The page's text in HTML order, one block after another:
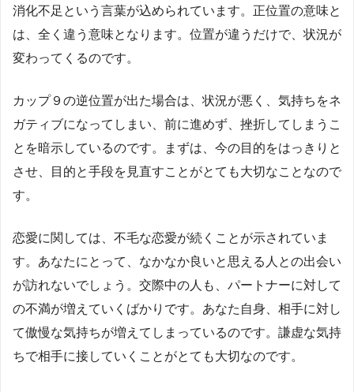
消化不足という言葉が込められています。正位置の意味と
は、全く違う意味となります。位置が違うだけで、状況が
変わってくるのです。
カップ９の逆位置が出た場合は、状況が悪く、気持ちをネ
ガティブになってしまい、前に進めず、挫折してしまうこ
とを暗示しているのです。まずは、今の目的をはっきりと
させ、目的と手段を見直すことがとても大切なことなので
す。
恋愛に関しては、不毛な恋愛が続くことが示されていま
す。あなたにとって、なかなか良いと思える人との出会い
が訪れないでしょう。交際中の人も、パートナーに対して
の不満が増えていくばかりです。あなた自身、相手に対し
て傲慢な気持ちが増えてしまっているのです。謙虚な気持
ちで相手に接していくことがとても大切なのです。